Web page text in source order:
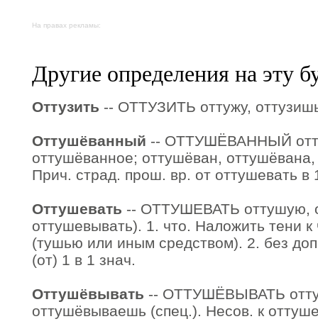
На правах рекламы:
Другие определения на эту
Оттузить -- ОТТУЗИТЬ оттужу,
Оттушёванный -- ОТТУШЁВАННЫЙ
оттушёванное; оттушёван,
Прич. страд. прош. вр. от оттушевать в
Оттушевать -- ОТТУШЕВАТЬ оттушую,
оттушевывать). 1. что. Наложить тени
(тушью или иным средством). 2. без
(от) 1 в 1 знач.
Оттушёвывать -- ОТТУШЁВЫВАТЬ
оттушёвываешь (спец.). Несов. к